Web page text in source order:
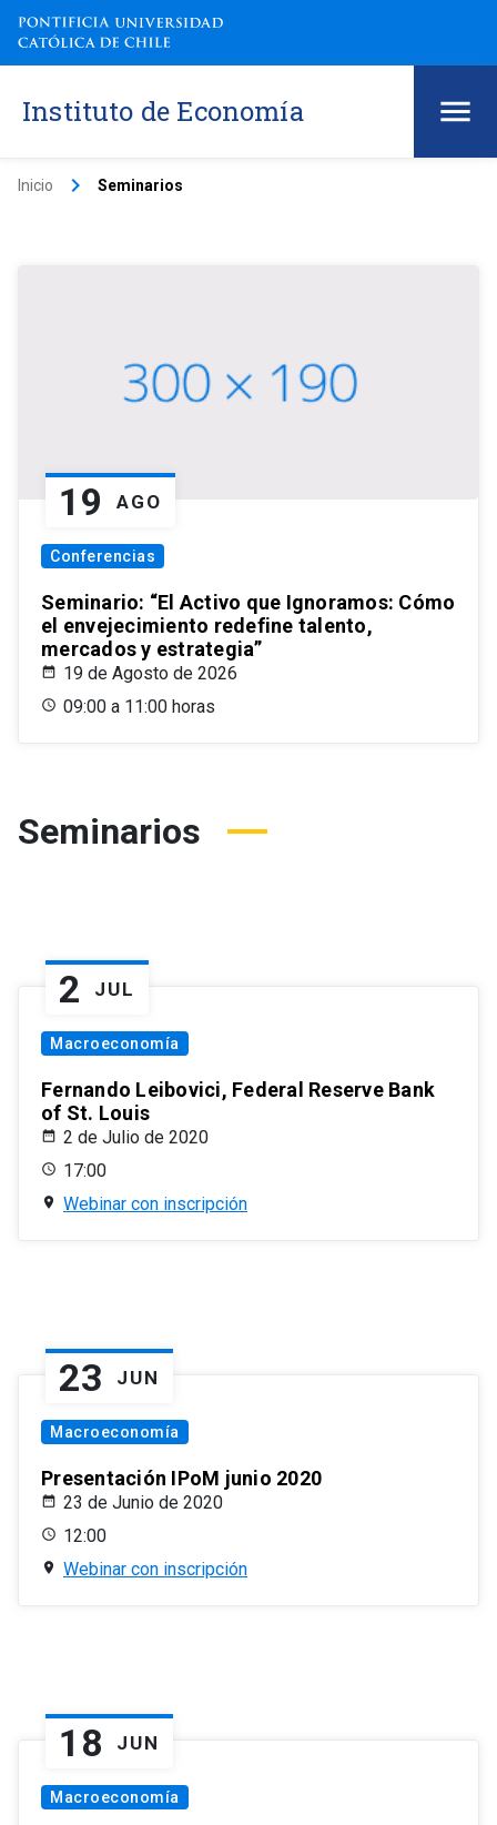
Instituto de Economía
Inicio keyboard_arrow_right Seminarios
19 AGO
Conferencias
Seminario: “El Activo que Ignoramos: Cómo
el envejecimiento redefine talento,
mercados y estrategia”
19 de Agosto de 2026
09:00 a 11:00 horas
Seminarios
2 JUL
Macroeconomía
Fernando Leibovici, Federal Reserve Bank
of St. Louis
2 de Julio de 2020
17:00
Webinar con inscripción
23 JUN
Macroeconomía
Presentación IPoM junio 2020
23 de Junio de 2020
12:00
Webinar con inscripción
18 JUN
Macroeconomía